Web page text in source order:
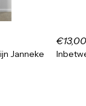
Janneke
€13,00